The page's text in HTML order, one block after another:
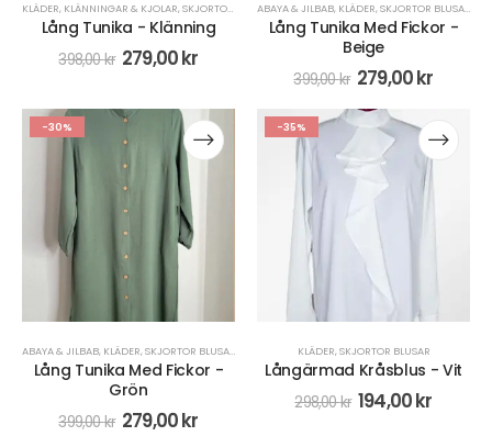
KLÄDER, KLÄNNINGAR & KJOLAR,SKJORTOR BLUSAR
Lång Tunika - Klänning
398,00kr 279,00kr
ABAYA & JILBAB, KLÄDER,SKJORTOR BLUSAR
Lång Tunika Med Fickor -
Beige
399,00kr 279,00kr
-30%
ABAYA & JILBAB, KLÄDER,SKJORTOR BLUSAR
Lång Tunika Med Fickor -
Grön
399,00kr 279,00kr
-35%
KLÄDER,SKJORTOR BLUSAR
Långärmad Kråsblus - Vit
298,00kr 194,00kr